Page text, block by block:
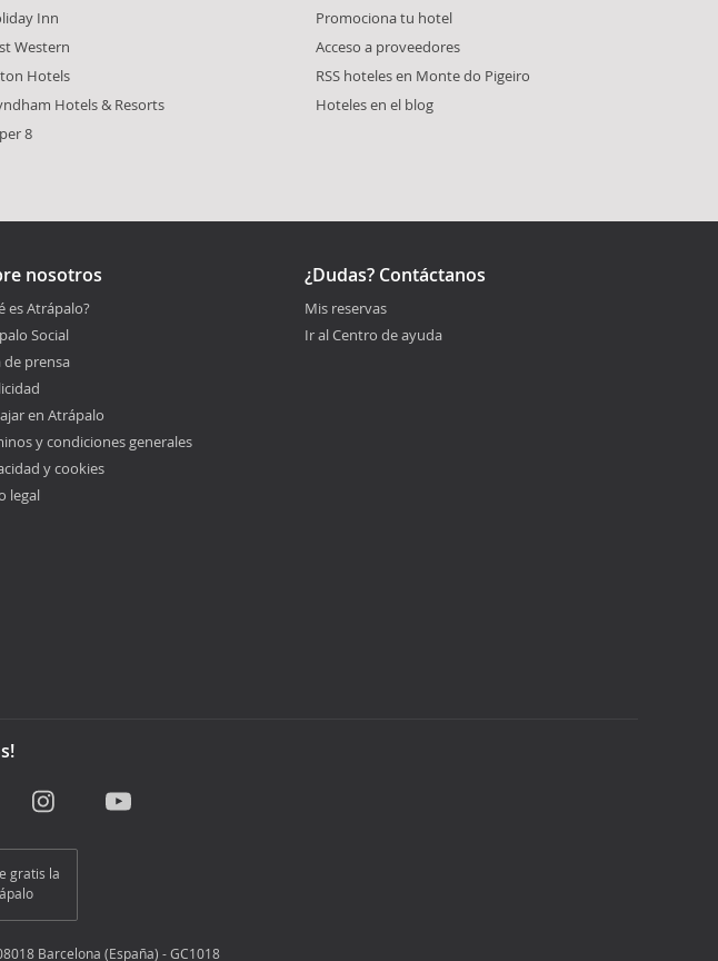
Inn
Western
Hotels
Hotels & Resorts
8
Promociona tu hotel
Acceso a proveedores
RSS hoteles en Monte do Pigeiro
Hoteles en el blog
nosotros
es Atrápalo?
Social
de prensa
en Atrápalo
y condiciones generales
y cookies
legal
¿Dudas? Contáctanos
Mis reservas
Ir al Centro de ayuda
gratis la
Barcelona (España) - GC1018